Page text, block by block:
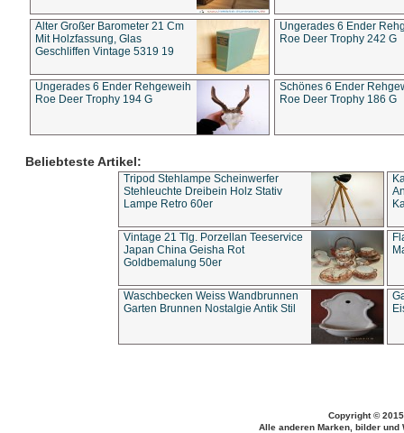
Alter Großer Barometer 21 Cm
Mit Holzfassung, Glas
Geschliffen Vintage 5319 19
Ungerades 6 Ender
Roe Deer Trophy 242 G
Ungerades 6 Ender Rehgeweih
Roe Deer Trophy 194 G
Schönes 6 Ender
Roe Deer Trophy 186 G
Beliebteste Artikel:
Tripod Stehlampe Scheinwerfer
Stehleuchte Dreibein Holz Stativ
Lampe Retro 60er
Vintage 21 Tlg. Porzellan Teeservice
Japan China Geisha Rot
Goldbemalung 50er
Waschbecken Weiss Wandbrunnen
Garten Brunnen Nostalgie Antik Stil
Copyright ©
Alle anderen Marken, bilder und